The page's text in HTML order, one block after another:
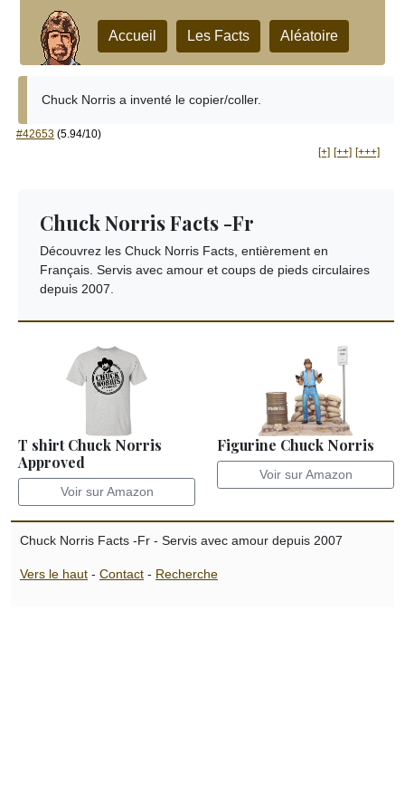
Accueil Les Facts Aléatoire
Chuck Norris a inventé le copier/coller.
#42653 (5.94/10)
[+] [++] [+++]
Chuck Norris Facts -Fr
Découvrez les Chuck Norris Facts, entièrement en
Français. Servis avec amour et coups de pieds circulaires
depuis 2007.
T shirt Chuck Norris
Approved
Voir sur Amazon
Figurine Chuck Norris
Voir sur Amazon
Chuck Norris Facts -Fr - Servis avec amour depuis 2007
Vers le haut - Contact - Recherche